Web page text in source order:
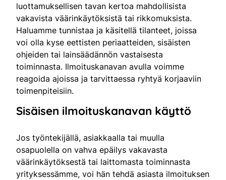
luottamuksellisen tavan kertoa mahdollisista
vakavista väärinkäytöksistä tai rikkomuksista.
Haluamme tunnistaa ja käsitellä tilanteet, joissa
voi olla kyse eettisten periaatteiden, sisäisten
ohjeiden tai lainsäädännön vastaisesta
toiminnasta. Ilmoituskanavan avulla voimme
reagoida ajoissa ja tarvittaessa ryhtyä korjaaviin
toimenpiteisiin.
Sisäisen ilmoituskanavan käyttö
Jos työntekijällä, asiakkaalla tai muulla
osapuolella on vahva epäilys vakavasta
väärinkäytöksestä tai laittomasta toiminnasta
yrityksessämme, voi hän tehdä asiasta ilmoituksen